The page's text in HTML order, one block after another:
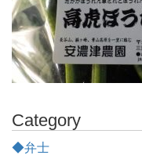
Category
◆弁士